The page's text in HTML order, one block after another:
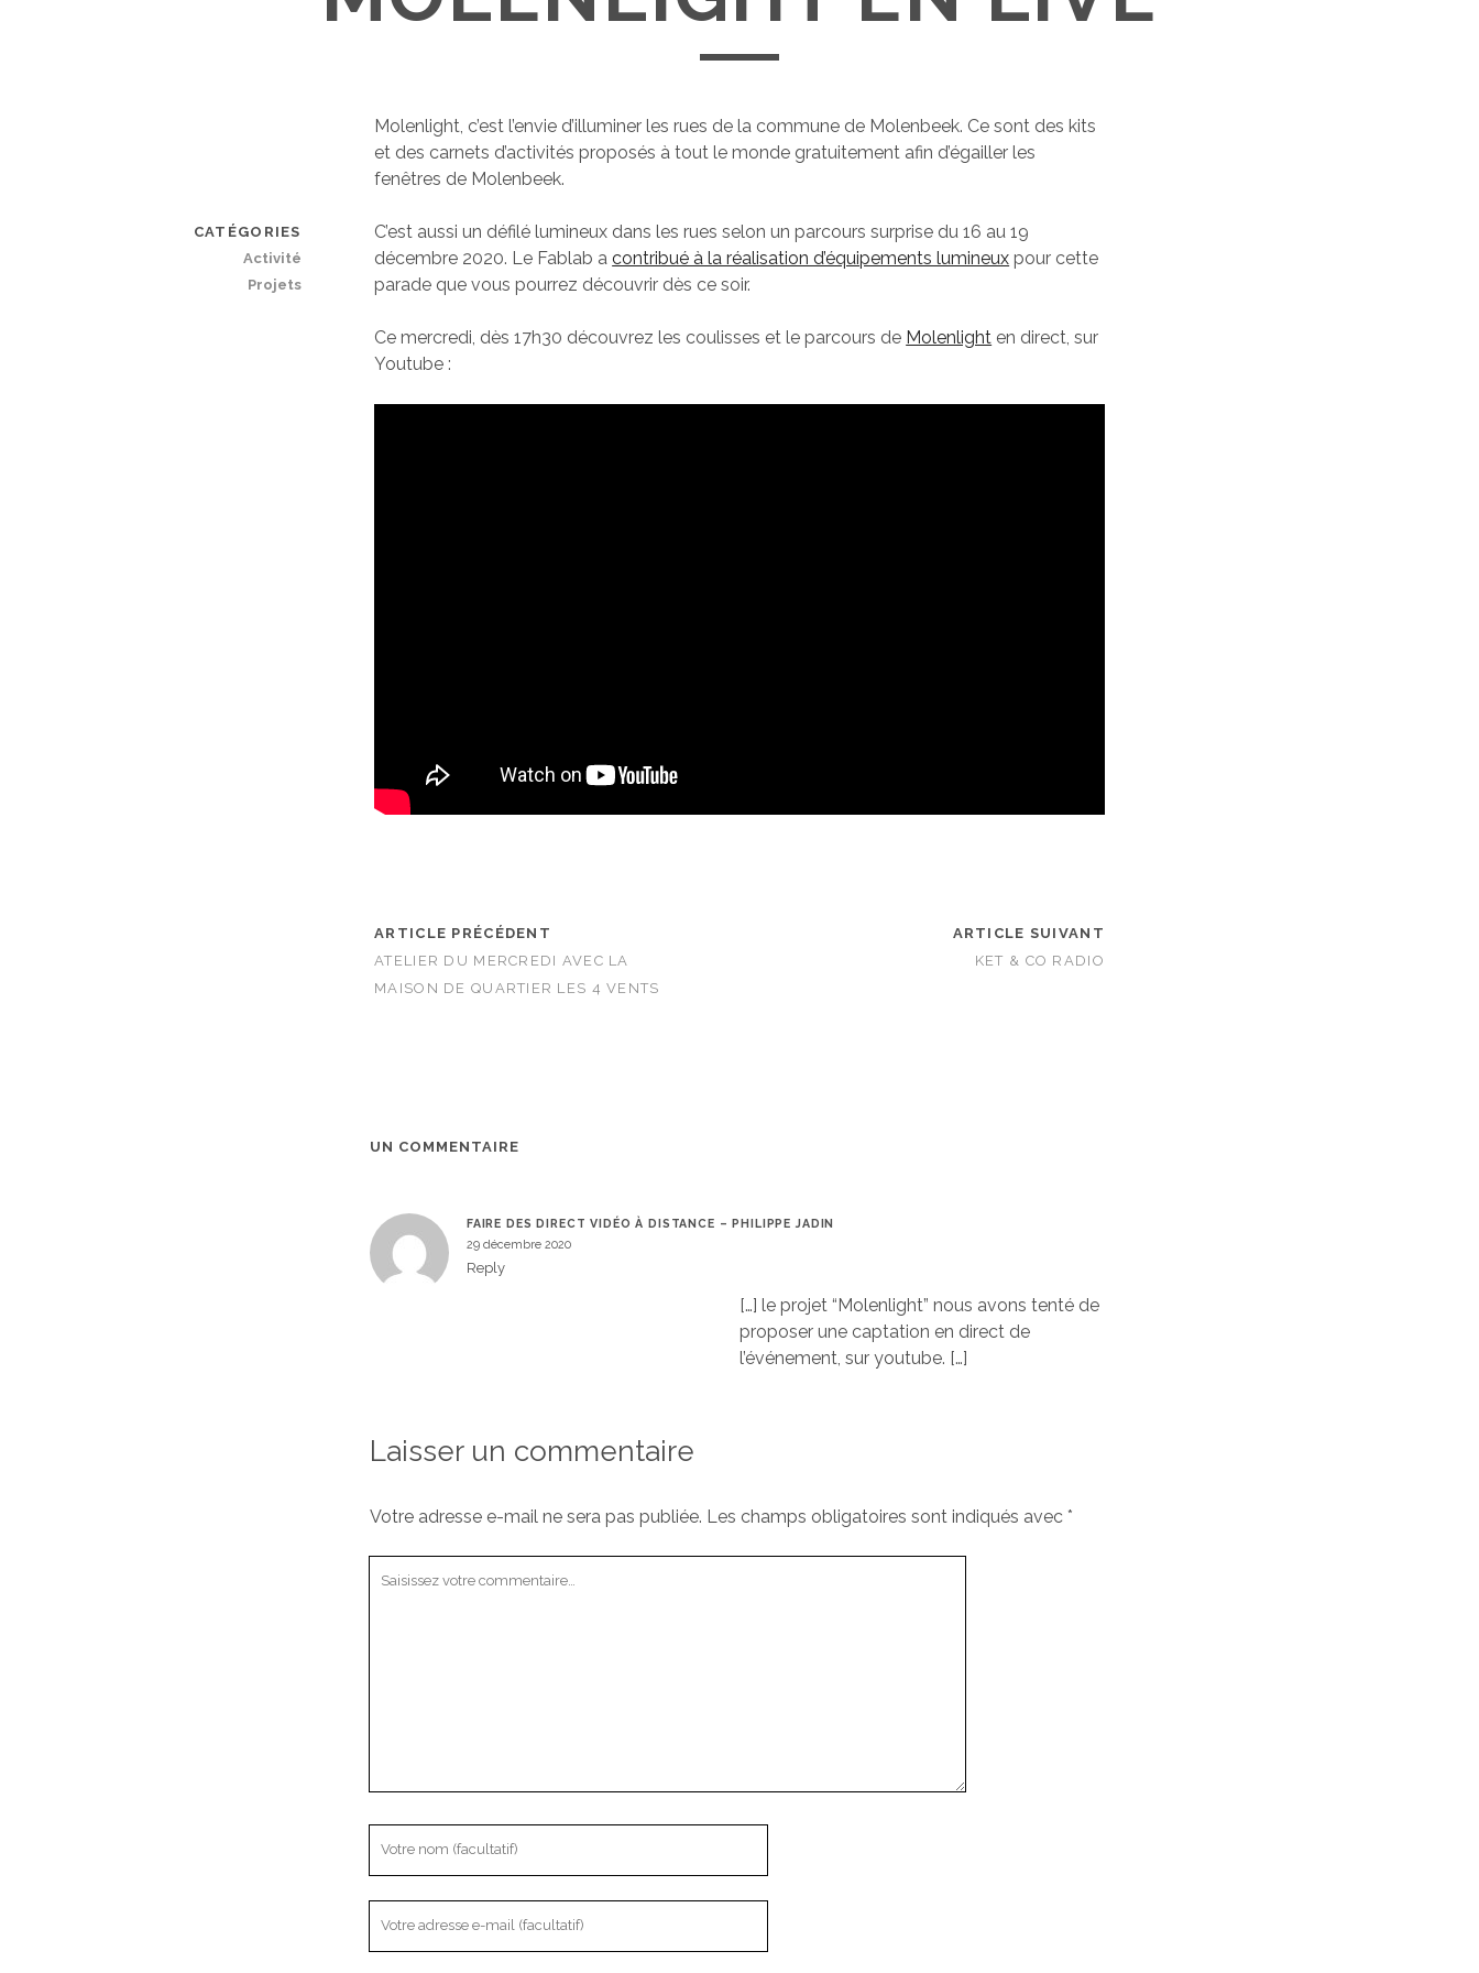
Molenlight, c’est l’envie d’illuminer les rues de la commune de Molenbeek. Ce sont des kits
et des carnets d’activités proposés à tout le monde gratuitement afin d’égailler les
fenêtres de Molenbeek.
C’est aussi un défilé lumineux dans les rues selon un parcours surprise du 16 au 19
décembre 2020. Le Fablab acontribué à la réalisation d’équipements lumineux pour cette
parade que vous pourrez découvrir dès ce soir.
Ce mercredi, dès 17h30 découvrez les coulisses et le parcours de Molenlight en direct, sur
Youtube :
ARTICLE PRÉCÉDENT
ATELIER DU MERCREDI AVEC LA
MAISON DE QUARTIER LES 4 VENTS
ARTICLE SUIVANT
KET & CO RADIO
CATÉGORIES
Activité
Projets
UN COMMENTAIRE
FAIRE DES DIRECT VIDÉO À DISTANCE – PHILIPPE JADIN
29 décembre 2020
Reply
[…] le projet “Molenlight” nous avons tenté de
proposer une captation en direct de
l’événement, sur youtube. […]
Laisser un commentaire
Votre adresse e-mail ne sera pas publiée. Les champs obligatoires sont indiqués avec *